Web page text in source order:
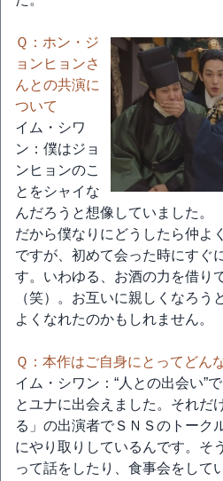
Ｑ：ホン・ジ
ョンヒョンさ
んとの共演に
ついて
イム・シワ
ン：僕はジョ
ンヒョンのこ
とをシャイな
んだろうと想像していました。
だから僕なりにどうしたら仲よ
ですが、初めて会った時にすぐ
す。いわゆる、お酒の力を借り
（笑）。お互いに親しくなろう
よくなれたのかもしれません。
Ｑ：本作はご自身にとってどん
イム・シワン：“人との出会い”
とユナに出会えました。それだ
る」の出演者でＳＮＳのトーク
にやり取りしているんです。そ
って話をしたり、食事会をして